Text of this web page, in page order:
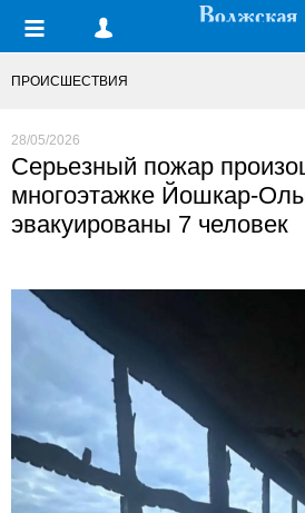
ПРОИСШЕСТВИЯ
28/05/2026
Серьезный пожар
многоэтажке Йошкар-
эвакуированы 7 человек